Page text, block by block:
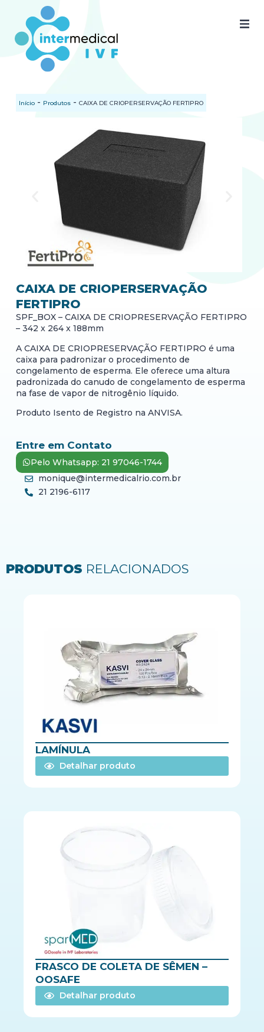
Home
Nossos produtos
Certificados
Documentos
Início - Produtos - CAIXA DE CRIOPERSERVAÇÃO FERTIPRO
CAIXA DE CRIOPERSERVAÇÃO
FERTIPRO
SPF_BOX – CAIXA DE CRIOPRESERVAÇÃO FERTIPRO
– 342 x 264 x 188mm
A CAIXA DE CRIOPRESERVAÇÃO FERTIPRO é uma
caixa para padronizar o procedimento de
congelamento de esperma. Ele oferece uma altura
padronizada do canudo de congelamento de esperma
na fase de vapor de nitrogênio líquido.
Produto Isento de Registro na ANVISA.
Entre em Contato
Pelo Whatsapp: 21 97046-1744
monique@intermedicalrio.com.br
21 2196-6117
PRODUTOS RELACIONADOS
LAMÍNULA
Detalhar produto
FRASCO DE COLETA DE SÊMEN –
OOSAFE
Detalhar produto